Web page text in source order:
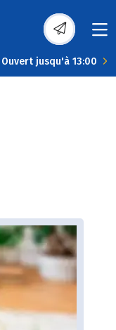
Ouvert jusqu'à 13:00